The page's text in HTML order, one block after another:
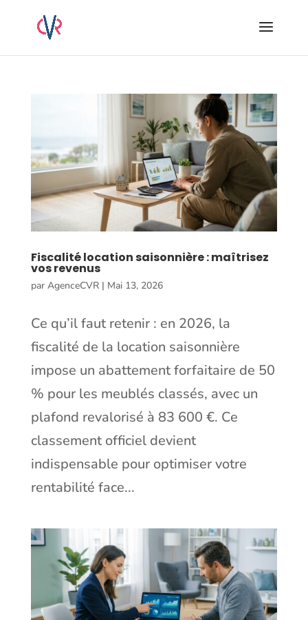
Fiscalité location saisonnière : maîtrisez
vos revenus
par AgenceCVR| Mai 13, 2026
Ce qu’il faut retenir : en 2026, la
fiscalité de la location saisonnière
impose un abattement forfaitaire de 50
% pour les meublés classés, avec un
plafond revalorisé à 83 600 €. Ce
classement officiel devient
indispensable pour optimiser votre
rentabilité face...